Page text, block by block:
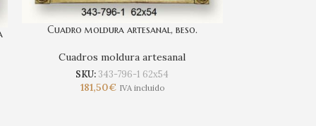
Cuadro moldura artesanal, beso.
Cuadros moldura artesanal
SKU: 343-796-1 62x54
181,50€ IVA incluido